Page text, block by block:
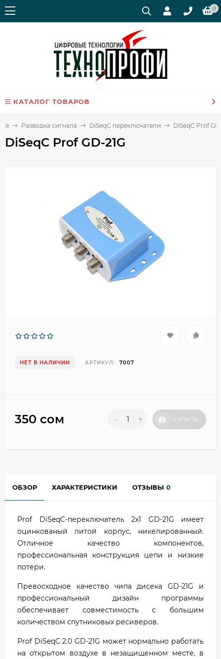
0
КАТАЛОГ ТОВАРОВ
Разводка сигнала DiSeqC переключатели DiSeqC Prof
DiSeqC Prof GD-21G
НЕТ В НАЛИЧИИ АРТИКУЛ: 7007
350 сом - + КУПИТЬ
ОБЗОР ХАРАКТЕРИСТИКИ ОТЗЫВЫ 0
Prof DiSeqC-переключатель 2x1 GD-21G имеет
оцинкованый литой корпус, никелированный.
Отличное качество компонентов,
профессиональная конструкция цепи и низкие
потери.
Превосходное качество чипа дисека GD-21G и
профессиональный дизайн программы
обеспечивает совместимость с большим
количеством спутниковых ресиверов.
Prof DiSeqC 2.0 GD-21G может нормально работать
на открытом воздухе в незащищенном месте, в